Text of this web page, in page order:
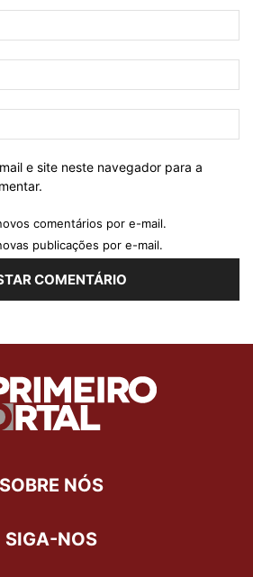
e site neste navegador para a
comentários por e-mail.
publicações por e-mail.
SOBRE NÓS
SIGA-NOS